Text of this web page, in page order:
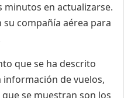
en actualizarse.
compañía aérea para
que se ha descrito
de vuelos,
se muestran son los